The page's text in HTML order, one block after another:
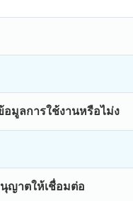
มูลการใช้งานหรือไม่ง
ญาตให้เชื่อมต่อ